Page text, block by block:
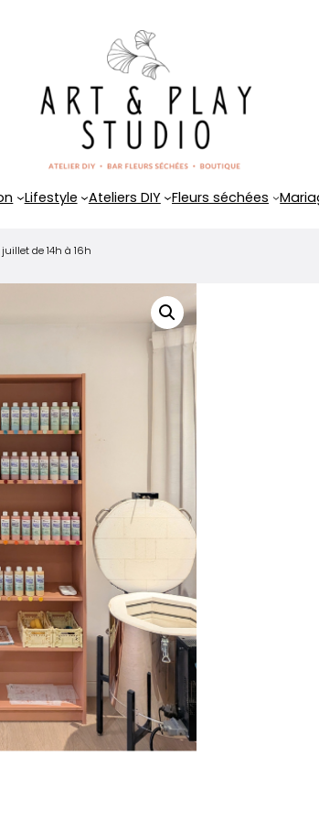
Lifestyle Ateliers DIY Fleurs séchées
de 14h à 16h